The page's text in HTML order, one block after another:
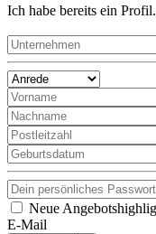
Ich habe bereits ein Profil.
Neue
E-Mail